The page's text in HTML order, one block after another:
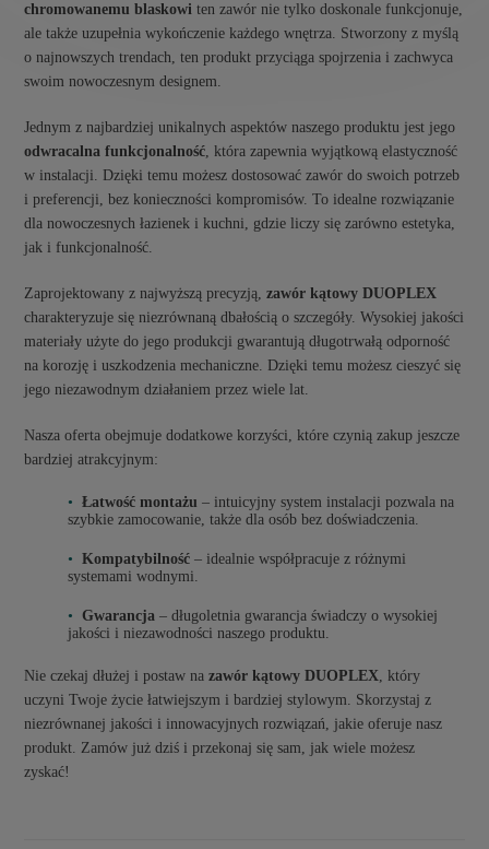
chromowanemu blaskowi ten zawór nie tylko doskonale funkcjonuje,
ale także uzupełnia wykończenie każdego wnętrza. Stworzony z myślą
o najnowszych trendach, ten produkt przyciąga spojrzenia i zachwyca
swoim nowoczesnym designem.
Jednym z najbardziej unikalnych aspektów naszego produktu jest jego
odwracalna funkcjonalność, która zapewnia wyjątkową elastyczność
w instalacji. Dzięki temu możesz dostosować zawór do swoich potrzeb
i preferencji, bez konieczności kompromisów. To idealne rozwiązanie
dla nowoczesnych łazienek i kuchni, gdzie liczy się zarówno estetyka,
jak i funkcjonalność.
Zaprojektowany z najwyższą precyzją,zawór kątowy DUOPLEX
charakteryzuje się niezrównaną dbałością o szczegóły. Wysokiej jakości
materiały użyte do jego produkcji gwarantują długotrwałą odporność
na korozję i uszkodzenia mechaniczne. Dzięki temu możesz cieszyć się
jego niezawodnym działaniem przez wiele lat.
Nasza oferta obejmuje dodatkowe korzyści, które czynią zakup jeszcze
bardziej atrakcyjnym:
Łatwość montażu – intuicyjny system instalacji pozwala na
szybkie zamocowanie, także dla osób bez doświadczenia.
Kompatybilność – idealnie współpracuje z różnymi
systemami wodnymi.
Gwarancja – długoletnia gwarancja świadczy o wysokiej
jakości i niezawodności naszego produktu.
Nie czekaj dłużej i postaw nazawór kątowy DUOPLEX, który
uczyni Twoje życie łatwiejszym i bardziej stylowym. Skorzystaj z
niezrównanej jakości i innowacyjnych rozwiązań, jakie oferuje nasz
produkt. Zamów już dziś i przekonaj się sam, jak wiele możesz
zyskać!